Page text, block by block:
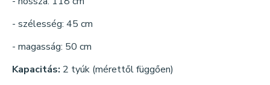
- szélesség: 45 cm
- magasság: 50 cm
Kapacitás: 2 tyúk (mérettől függően)